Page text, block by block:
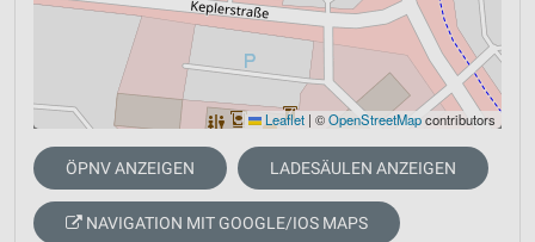
Leaflet | ©OpenStreetMapcontributors
ÖPNV ANZEIGEN LADESÄULEN ANZEIGEN
NAVIGATION MIT GOOGLE/IOS MAPS